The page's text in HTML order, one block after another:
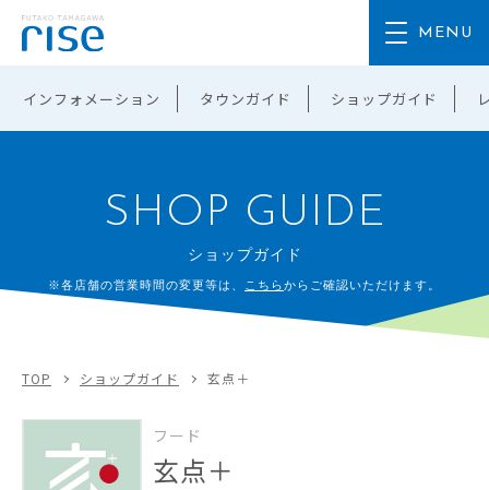
インフォメーション タウンガイド ショップガイド
SHOP GUIDE
ショップガイド
※各店舗の営業時間の変更等は、 こちらからご確認いただけます。
TOP ショップガイド 玄点＋
フード
玄点＋